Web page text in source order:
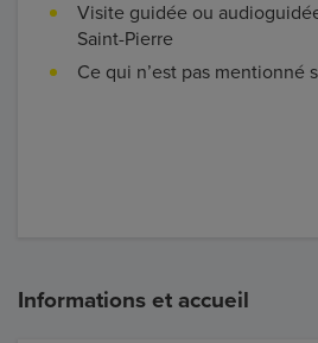
Visite guidée ou
Saint-Pierre
Ce qui n’est pas mentionné
Informations et accueil